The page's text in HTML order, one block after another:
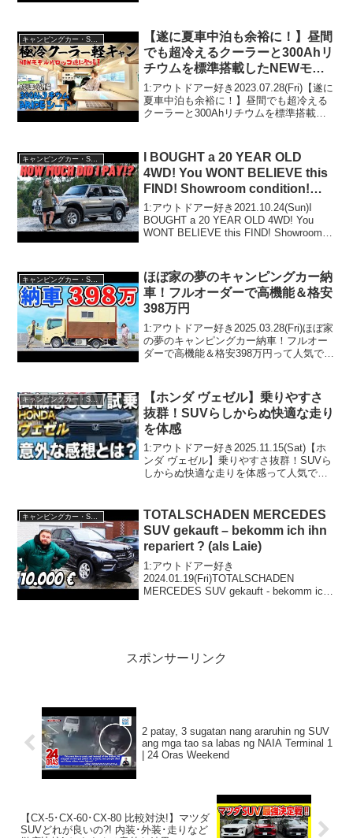
【遂に夏車中泊も余裕に！】昼間
でも超冷えるクーラーと300Ahリ
チウムを標準搭載したNEWモデ
ル軽キャンピングカー『バロッコ
Tパッケージ』が登場！徹底紹介
します！
1:アウトドアー好き2023.07.28(Fri)【遂に
夏車中泊も余裕に！】昼間でも超冷える
クーラーと300Ahリチウムを標準搭載し
す！って人気で話題らしいぞ、見逃...
キャンピングカー・SUV人気車種
I BOUGHT a 20 YEAR OLD
4WD! You WONT BELIEVE this
FIND! Showroom condition!
Nissan Patrol GU TB48
1:アウトドアー好き2021.10.24(Sun)I
BOUGHT a 20 YEAR OLD 4WD! You
WONT BELIEVE this FIND! Showroom
ほぼ家の夢のキャンピングカー納
車！フルオーダーで高機能＆格安
398万円
1:アウトドアー好き2025.03.28(Fri)ほぼ家
の夢のキャンピングカー納車！フルオー
ダーで高機能＆格安398万円って人気で話
です！3:アウト...
キャンピングカー・SUV人気車種
【ホンダ ヴェゼル】乗りやすさ
抜群！SUVらしからぬ快適な走り
を体感
1:アウトドアー好き2025.11.15(Sat)【ホ
ンダ ヴェゼル】乗りやすさ抜群！SUVら
しからぬ快適な走りを体感って人気で話
目です！3:アウトド...
キャンピングカー・SUV人気車種
TOTALSCHADEN MERCEDES
SUV gekauft – bekomm ich ihn
repariert ? (als Laie)
1:アウトドアー好き
2024.01.19(Fri)TOTALSCHADEN
MERCEDES SUV gekauft - bekomm ich
スポンサーリンク
2 patay, 3 sugatan nang araruhin ng SUV
ang mga tao sa labas ng NAIA Terminal 1
| 24 Oras Weekend
【CX-5･CX-60･CX-80 比較対決!】マツダ
SUVどれが良いの?! 内装･外装･走りなど